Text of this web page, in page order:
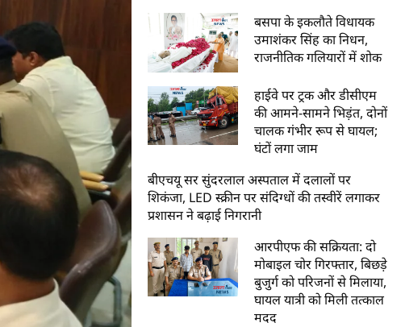
बसपा के इकलौते विधायक
उमाशंकर सिंह का निधन,
राजनीतिक गलियारों में शोक
हाईवे पर ट्रक और डीसीएम
की आमने-सामने भिड़ंत, दोनों
चालक गंभीर रूप से घायल;
घंटों लगा जाम
बीएचयू सर सुंदरलाल अस्पताल में दलालों पर
शिकंजा, LED स्क्रीन पर संदिग्धों की तस्वीरें लगाकर
प्रशासन ने बढ़ाई निगरानी
आरपीएफ की सक्रियता: दो
मोबाइल चोर गिरफ्तार, बिछड़े
बुजुर्ग को परिजनों से मिलाया,
घायल यात्री को मिली तत्काल
मदद